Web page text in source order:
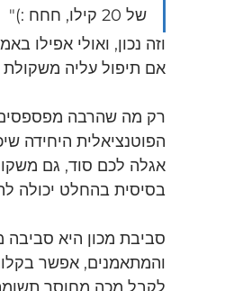
של 20 קילו, חחח :)"
וזה נכון, ואולי
אם תיפול עליה משקולת שם 20
הפוטנציאלית היחידה
בסיסית בהחלט יכולה
סביבת מכון היא סביבה
והמתאמנים, אפשר
לקבל מכה מחוסר